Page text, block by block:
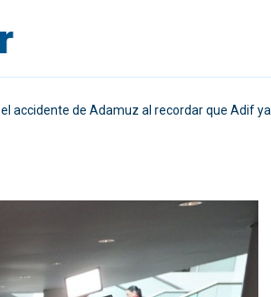
accidente de Adamuz al recordar que Adif ya